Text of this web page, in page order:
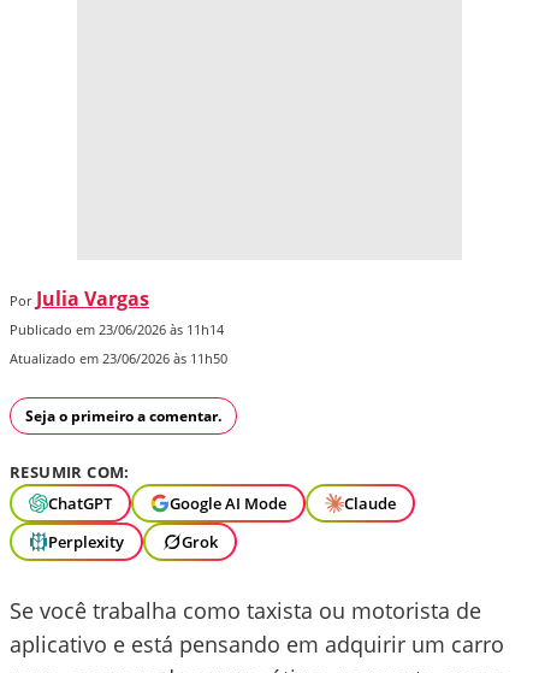
Por Julia Vargas
Publicado em 23/06/2026 às 11h14
Atualizado em 23/06/2026 às 11h50
Seja o primeiro a comentar.
RESUMIR COM:
ChatGPT
Google AI Mode
Claude
Perplexity
Grok
Se você trabalha como taxista ou motorista de
aplicativo e está pensando em adquirir um carro